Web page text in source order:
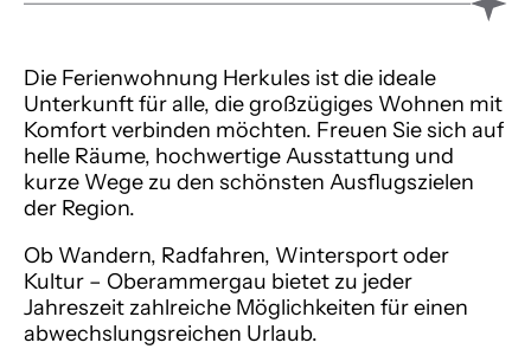
Die Ferienwohnung Herkules ist die ideale
Unterkunft für alle, die großzügiges Wohnen mit
Komfort verbinden möchten. Freuen Sie sich auf
helle Räume, hochwertige Ausstattung und
kurze Wege zu den schönsten Ausflugszielen
der Region.
Ob Wandern, Radfahren, Wintersport oder
Kultur – Oberammergau bietet zu jeder
Jahreszeit zahlreiche Möglichkeiten für einen
abwechslungsreichen Urlaub.